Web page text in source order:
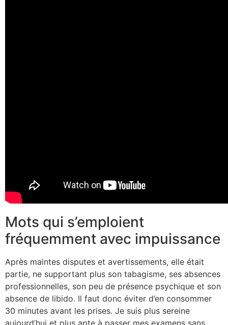
Mots qui s’emploient
fréquemment avec impuissance
Après maintes disputes et avertissements, elle était
partie, ne supportant plus son tabagisme, ses absences
professionnelles, son peu de présence psychique et son
absence de libido. Il faut donc éviter d’en consommer
30 minutes avant les prises. Je suis plus sereine